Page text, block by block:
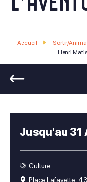
Accueil Sortir/
Henri
Retour
Jusqu'au 31
Culture
Place Lafayette,